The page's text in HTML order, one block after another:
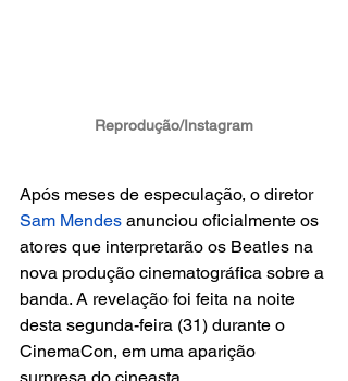
Reprodução/Instagram
Após meses de especulação, o diretor
Sam Mendes anunciou oficialmente os
atores que interpretarão os Beatles na
nova produção cinematográfica sobre a
banda. A revelação foi feita na noite
desta segunda-feira (31) durante o
CinemaCon, em uma aparição